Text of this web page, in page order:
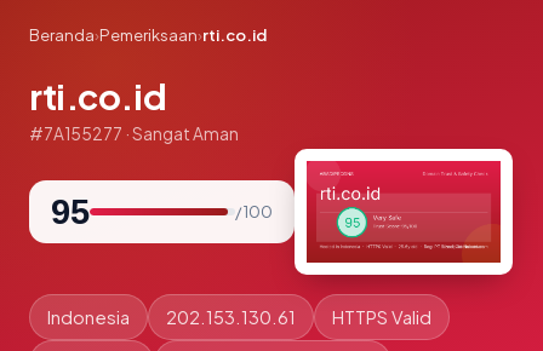
Beranda›Pemeriksaan›rti.co.id
rti.co.id
#7A155277 · Sangat Aman
95 / 100
Indonesia 202.153.130.61 HTTPS Valid